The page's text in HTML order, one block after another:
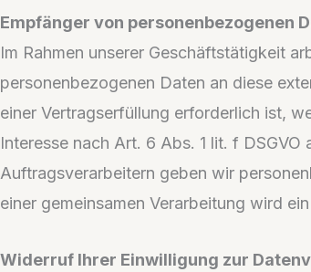
Empfänger von personenbezogenen
Im Rahmen unserer Geschäftstätigkeit
personenbezogenen Daten an diese
einer Vertragserfüllung erforderlich ist,
Interesse nach Art. 6 Abs. 1 lit. f
Auftragsverarbeitern geben wir
einer gemeinsamen Verarbeitung wird
Widerruf Ihrer Einwilligung zur